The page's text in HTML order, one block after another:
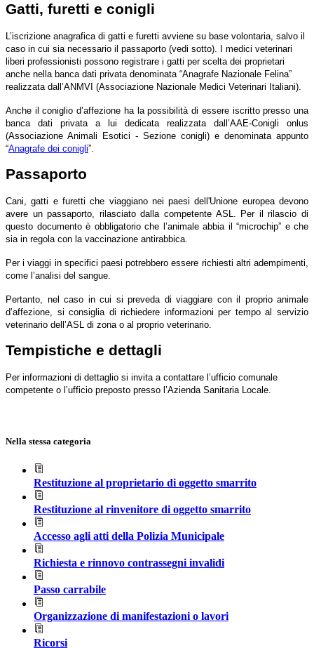
Gatti, furetti e conigli
L’iscrizione anagrafica di gatti e furetti avviene su base volontaria, salvo il
caso in cui sia necessario il passaporto (vedi sotto). I medici veterinari
liberi professionisti possono registrare i gatti per scelta dei proprietari
anche nella banca dati privata denominata “Anagrafe Nazionale Felina”
realizzata dall’ANMVI (Associazione Nazionale Medici Veterinari Italiani).
Anche il coniglio d’affezione ha la possibilità di essere iscritto presso una
banca dati privata a lui dedicata realizzata dall’AAE-Conigli onlus
(Associazione Animali Esotici - Sezione conigli) e denominata appunto
“Anagrafe dei conigli”.
Passaporto
Cani, gatti e furetti che viaggiano nei paesi dell'Unione europea devono
avere un passaporto, rilasciato dalla competente ASL. Per il rilascio di
questo documento è obbligatorio che l’animale abbia il “microchip” e che
sia in regola con la vaccinazione antirabbica.
Per i viaggi in specifici paesi potrebbero essere richiesti altri adempimenti,
come l’analisi del sangue.
Pertanto, nel caso in cui si preveda di viaggiare con il proprio animale
d’affezione, si consiglia di richiedere informazioni per tempo al servizio
veterinario dell’ASL di zona o al proprio veterinario.
Tempistiche e dettagli
Per informazioni di dettaglio si invita a contattare l’ufficio comunale
competente o l’ufficio preposto presso l’Azienda Sanitaria Locale.
Nella stessa categoria
Restituzione al proprietario di oggetto smarrito
Restituzione al rinvenitore di oggetto smarrito
Accesso agli atti della Polizia Municipale
Richiesta e rinnovo contrassegni invalidi
Passo carrabile
Organizzazione di manifestazioni o lavori
Ricorsi